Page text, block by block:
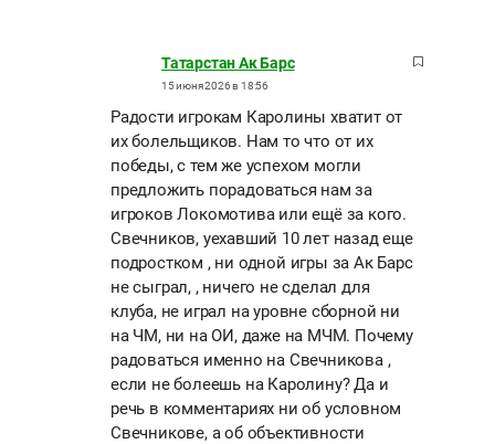
Татарстан Ак Барс
15 июня 2026 в 18:56
Радости игрокам Каролины хватит от
их болельщиков. Нам то что от их
победы, с тем же успехом могли
предложить порадоваться нам за
игроков Локомотива или ещё за кого.
Свечников, уехавший 10 лет назад еще
подростком , ни одной игры за Ак Барс
не сыграл, , ничего не сделал для
клуба, не играл на уровне сборной ни
на ЧМ, ни на ОИ, даже на МЧМ. Почему
радоваться именно на Свечникова ,
если не болеешь на Каролину? Да и
речь в комментариях ни об условном
Свечникове, а об объективности